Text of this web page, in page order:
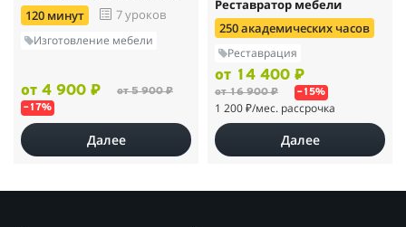
120 минут
7 уроков
Изготовление мебели
от 4 900 ₽ от 5 900 ₽
–17%
Далее
Реставратор мебели
250 академических часов
Реставрация
от 14 400 ₽
от 16 900 ₽ –15%
1 200 ₽/мес. рассрочка
Далее